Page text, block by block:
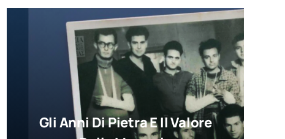
Gli Anni Di Pietra E Il Valore